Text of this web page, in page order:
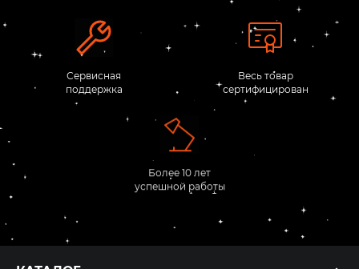
Сервисная
поддержка
Весь товар
сертифицирован
Более 10 лет
успешной работы